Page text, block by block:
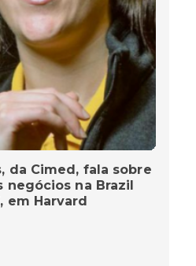
da Cimed, fala sobre
negócios na Brazil
em Harvard